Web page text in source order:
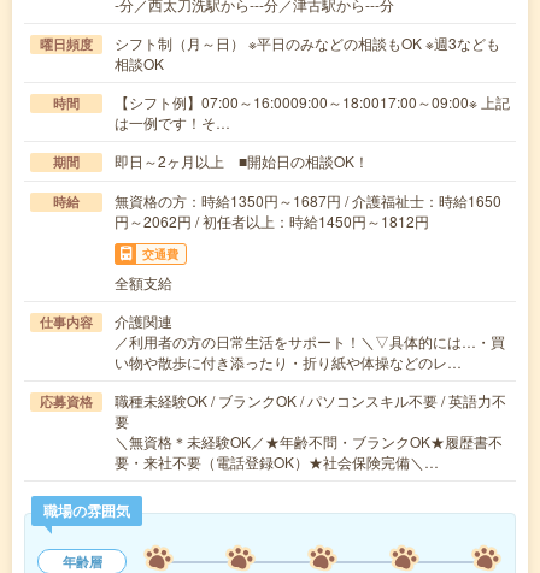
-分／西太刀洗駅から---分／津古駅から---分
曜日頻度
シフト制（月～日） ※平日のみなどの相談もOK ※週3なども
相談OK
時間
【シフト例】07:00～16:0009:00～18:0017:00～09:00※ 上記
は一例です！そ…
期間 即日～2ヶ月以上 ■開始日の相談OK！
時給
無資格の方：時給1350円～1687円 / 介護福祉士：時給1650
円～2062円 / 初任者以上：時給1450円～1812円
交通費
全額支給
仕事内容
介護関連
／利用者の方の日常生活をサポート！＼▽具体的には…・買
い物や散歩に付き添ったり・折り紙や体操などのレ…
応募資格
職種未経験OK / ブランクOK / パソコンスキル不要 / 英語力不
要
＼無資格＊未経験OK／★年齢不問・ブランクOK★履歴書不
要・来社不要（電話登録OK）★社会保険完備＼…
職場の雰囲気
年齢層